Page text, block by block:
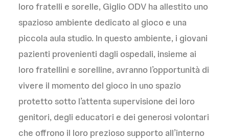
loro fratelli e sorelle, Giglio ODV ha allestito uno
spazioso ambiente dedicato al gioco e una
piccola aula studio. In questo ambiente, i giovani
pazienti provenienti dagli ospedali, insieme ai
loro fratellini e sorelline, avranno l’opportunità di
vivere il momento del gioco in uno spazio
protetto sotto l’attenta supervisione dei loro
genitori, degli educatori e dei generosi volontari
che offrono il loro prezioso supporto all’interno